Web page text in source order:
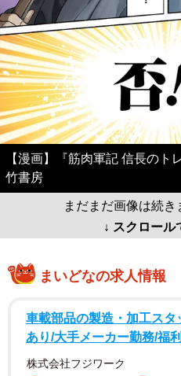
【漫画】『筋肉軍記 信長の
竹書房
まだまだ画像は続き
↓ スクロール
まいどなの求人情報
車載部品の製造・加工スタ
あり/大手メーカー勤務/福
株式会社フジワーク